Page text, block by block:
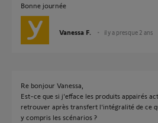
Bonne journée
Vanessa F. il y a presque 2 ans
Re bonjour Vanessa,
Est-ce que si j'efface les produits appairés
retrouver après transfert l'intégralité de ce
y compris les scénarios ?